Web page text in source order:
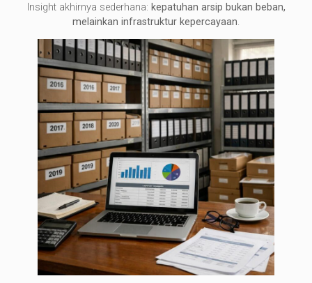
Insight akhirnya sederhana: kepatuhan arsip bukan beban,
melainkan infrastruktur kepercayaan.